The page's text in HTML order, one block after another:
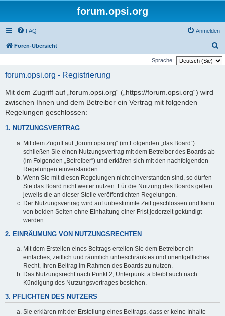
forum.opsi.org
FAQ Anmelden
Foren-Übersicht
u
Sprache:
forum.opsi.org - Registrierung
Mit dem Zugriff auf „forum.opsi.org“ („https://forum.opsi.org“) wird
zwischen Ihnen und dem Betreiber ein Vertrag mit folgenden
Regelungen geschlossen:
1. NUTZUNGSVERTRAG
Mit dem Zugriff auf „forum.opsi.org“ (im Folgenden „das Board“)
schließen Sie einen Nutzungsvertrag mit dem Betreiber des Boards ab
(im Folgenden „Betreiber“) und erklären sich mit den nachfolgenden
Regelungen einverstanden.
Wenn Sie mit diesen Regelungen nicht einverstanden sind, so dürfen
Sie das Board nicht weiter nutzen. Für die Nutzung des Boards gelten
jeweils die an dieser Stelle veröffentlichten Regelungen.
Der Nutzungsvertrag wird auf unbestimmte Zeit geschlossen und kann
von beiden Seiten ohne Einhaltung einer Frist jederzeit gekündigt
werden.
2. EINRÄUMUNG VON NUTZUNGSRECHTEN
Mit dem Erstellen eines Beitrags erteilen Sie dem Betreiber ein
einfaches, zeitlich und räumlich unbeschränktes und unentgeltliches
Recht, Ihren Beitrag im Rahmen des Boards zu nutzen.
Das Nutzungsrecht nach Punkt 2, Unterpunkt a bleibt auch nach
Kündigung des Nutzungsvertrages bestehen.
3. PFLICHTEN DES NUTZERS
Sie erklären mit der Erstellung eines Beitrags, dass er keine Inhalte